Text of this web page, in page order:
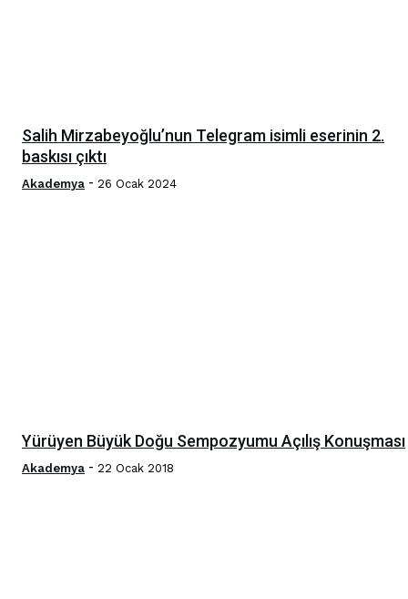
Salih Mirzabeyoğlu’nun Telegram isimli eserinin 2.
baskısı çıktı
Akademya - 26 Ocak 2024
Yürüyen Büyük Doğu Sempozyumu Açılış Konuşması
Akademya - 22 Ocak 2018